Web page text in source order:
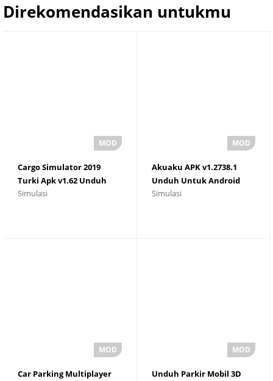
Direkomendasikan untukmu
Cargo Simulator 2019
Turki Apk v1.62 Unduh
Untuk Android
Simulasi
Akuaku APK v1.2738.1
Unduh Untuk Android
Simulasi
Car Parking Multiplayer
Unduh Parkir Mobil 3D